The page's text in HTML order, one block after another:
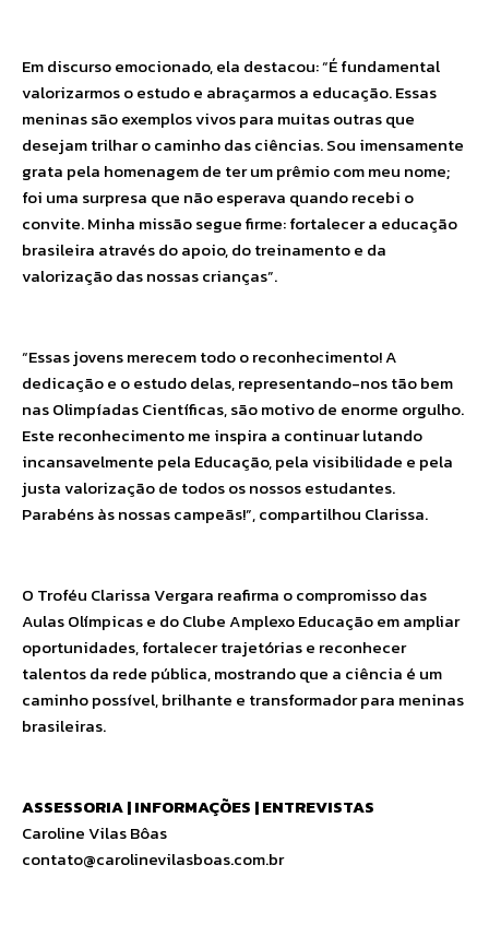
Em discurso emocionado, ela destacou: “É fundamental
valorizarmos o estudo e abraçarmos a educação. Essas
meninas são exemplos vivos para muitas outras que
desejam trilhar o caminho das ciências. Sou imensamente
grata pela homenagem de ter um prêmio com meu nome;
foi uma surpresa que não esperava quando recebi o
convite. Minha missão segue firme: fortalecer a educação
brasileira através do apoio, do treinamento e da
valorização das nossas crianças”.
“Essas jovens merecem todo o reconhecimento! A
dedicação e o estudo delas, representando-nos tão bem
nas Olimpíadas Científicas, são motivo de enorme orgulho.
Este reconhecimento me inspira a continuar lutando
incansavelmente pela Educação, pela visibilidade e pela
justa valorização de todos os nossos estudantes.
Parabéns às nossas campeãs!”, compartilhou Clarissa.
O Troféu Clarissa Vergara reafirma o compromisso das
Aulas Olímpicas e do Clube Amplexo Educação em ampliar
oportunidades, fortalecer trajetórias e reconhecer
talentos da rede pública, mostrando que a ciência é um
caminho possível, brilhante e transformador para meninas
brasileiras.
ASSESSORIA | INFORMAÇÕES | ENTREVISTAS
Caroline Vilas Bôas
contato@carolinevilasboas.com.br